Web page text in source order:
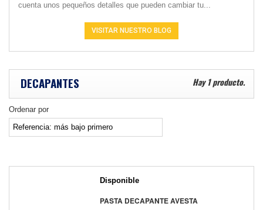
cuenta unos pequeños detalles que pueden cambiar tu...
VISITAR NUESTRO BLOG
DECAPANTES Hay 1 producto.
Ordenar por
Disponible
PASTA DECAPANTE AVESTA